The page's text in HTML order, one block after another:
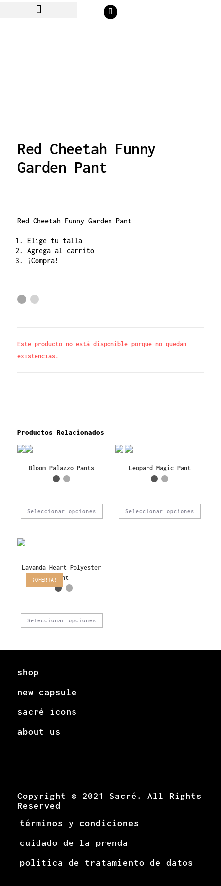
Red Cheetah Funny
Garden Pant
Red Cheetah Funny Garden Pant
Elige tu talla
Agrega al carrito
¡Compra!
Este producto no está disponible porque no quedan
existencias.
Productos Relacionados
Bloom Palazzo Pants
Seleccionar opciones
Leopard Magic Pant
Seleccionar opciones
¡OFERTA!
Lavanda Heart Polyester
Pant
Seleccionar opciones
shop
new capsule
sacré icons
about us
Copyright © 2021 Sacré. All Rights
Reserved
términos y condiciones
cuidado de la prenda
política de tratamiento de datos